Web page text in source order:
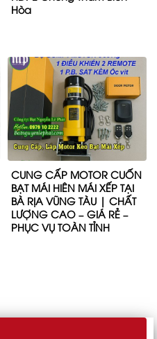
Hòa
CUNG CẤP MOTOR CUỐN
BẠT MÁI HIÊN MÁI XẾP TẠI
BÀ RỊA VŨNG TÀU | CHẤT
LƯỢNG CAO – GIÁ RẺ –
PHỤC VỤ TOÀN TỈNH